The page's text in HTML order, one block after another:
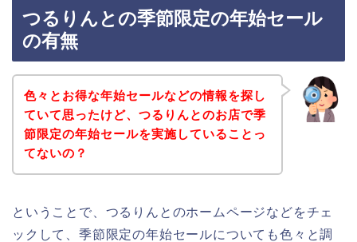
つるりんとの季節限定の年始セール
の有無
色々とお得な年始セールなどの情報を探し
ていて思ったけど、つるりんとのお店で季
節限定の年始セールを実施していることっ
てないの？
ということで、つるりんとのホームページなどをチェ
ックして、季節限定の年始セールについても色々と調